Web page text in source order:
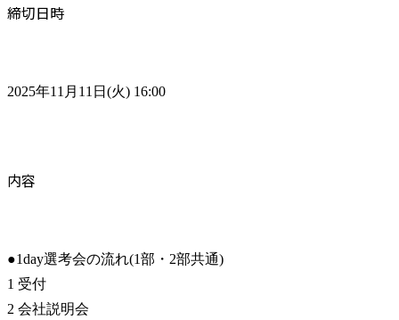
締切日時
2025年11月11日(火) 16:00
内容
●1day選考会の流れ(1部・2部共通)
1 受付
2 会社説明会